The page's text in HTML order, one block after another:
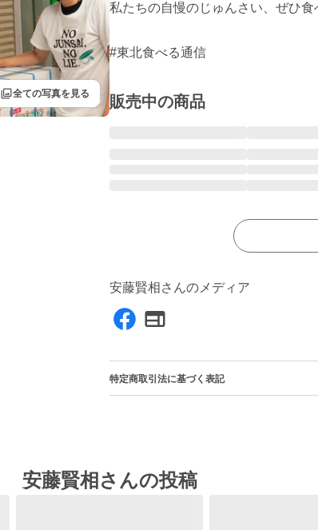
filter全ての写真を見る
私たちの自慢のじゅんさい、ぜひ食
#東北食べる通信
販売中の商品
安藤賢相さんのメディア
特定商取引法に基づく表記
安藤賢相さんの投稿